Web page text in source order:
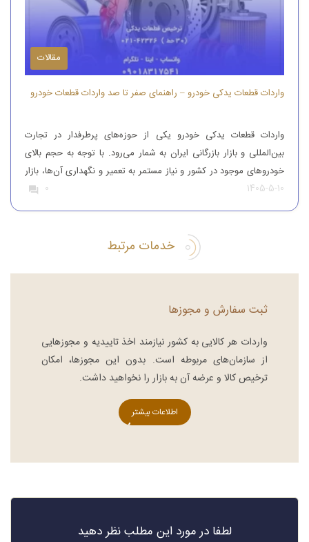
مقالات
واردات قطعات یدکی خودرو – راهنمای صفر تا صد واردات قطعات خودرو
واردات قطعات یدکی خودرو یکی از حوزه‌های پرطرفدار در تجارت
بین‌المللی و بازار بازرگانی ایران به شمار می‌رود. با توجه به حجم بالای
خودروهای موجود در کشور و نیاز مستمر به تعمیر و نگهداری آن‌ها، بازار
قطعات یدکی همواره از تقاضای قابل‌توجهی برخوردار بوده است. افرادی
که قصد واردات قطعات یدکی خودرو را دارند، باید […]
1405-5-10
0
خدمات مرتبط
ثبت سفارش و مجوزها
واردات هر کالایی به کشور نیازمند اخذ تاییدیه و مجوزهایی
از سازمان‌های مربوطه است. بدون این مجوزها، امکان
ترخیص کالا و عرضه آن به بازار را نخواهید داشت.
اطلاعات بیشتر
لطفا در مورد این مطلب نظر دهید